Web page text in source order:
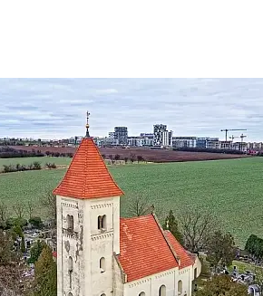
se 03. 08. 2026
#02: Nová výstavba v jihozápadním
vstupovat z pozice ÚMČ Praha
výstavby např. v lokalitě
umožňuje nově schválený